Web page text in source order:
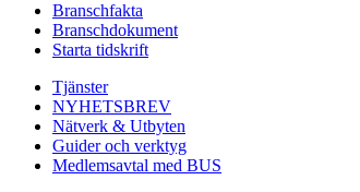
Branschfakta
Branschdokument
Starta tidskrift
Tjänster
NYHETSBREV
Nätverk & Utbyten
Guider och verktyg
Medlemsavtal med BUS